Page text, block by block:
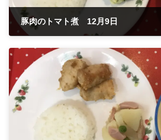
豚肉のトマト煮 12月9日